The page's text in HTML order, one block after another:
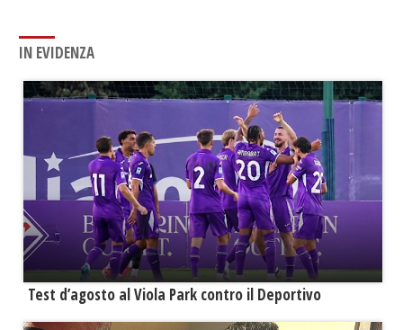
IN EVIDENZA
Test d’agosto al Viola Park contro il Deportivo